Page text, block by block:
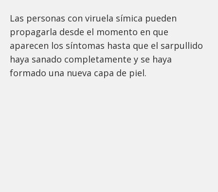
Las personas con viruela símica pueden
propagarla desde el momento en que
aparecen los síntomas hasta que el sarpullido
haya sanado completamente y se haya
formado una nueva capa de piel.